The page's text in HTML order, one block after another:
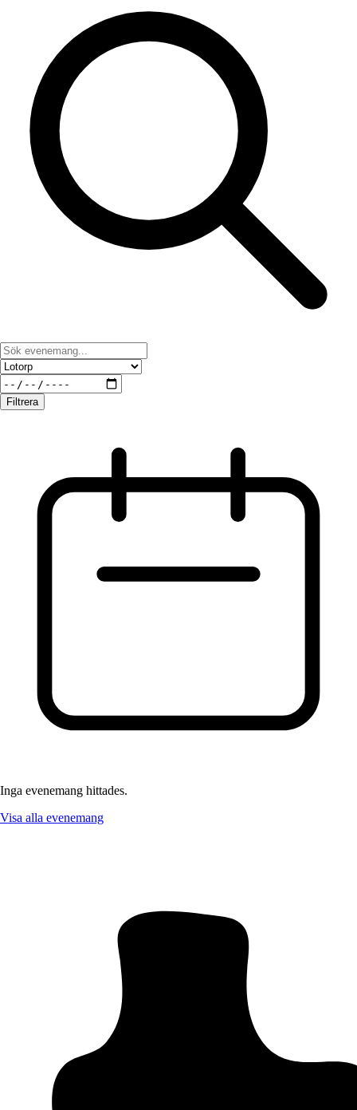
Filtrera
Inga evenemang hittades.
Visa alla evenemang